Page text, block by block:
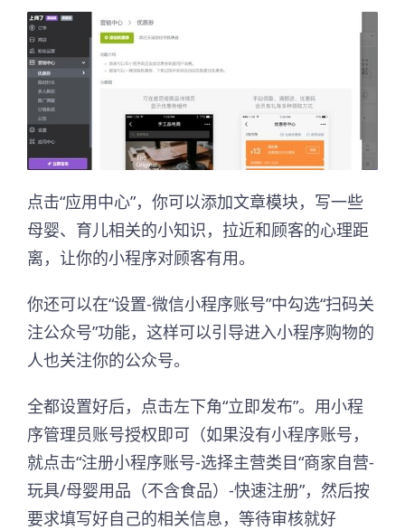
点击“应用中心”，你可以添加文章模块，写一些
母婴、育儿相关的小知识，拉近和顾客的心理距
离，让你的小程序对顾客有用。
你还可以在“设置-微信小程序账号”中勾选“扫码关
注公众号”功能，这样可以引导进入小程序购物的
人也关注你的公众号。
全都设置好后，点击左下角“立即发布”。用小程
序管理员账号授权即可（如果没有小程序账号，
就点击“注册小程序账号-选择主营类目“商家自营-
玩具/母婴用品（不含食品）-快速注册”，然后按
要求填写好自己的相关信息，等待审核就好